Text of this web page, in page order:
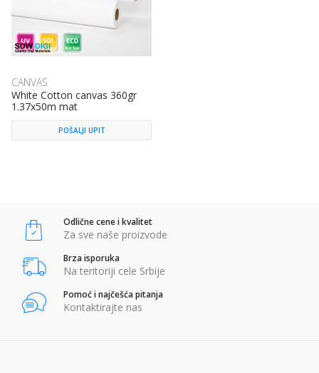
CANVAS
White Cotton canvas 360gr
1.37x50m mat
POŠALJI UPIT
Odlične cene i kvalitet
Za sve naše proizvode
Brza isporuka
Na teritoriji cele Srbije
Pomoć i najčešća pitanja
Kontaktirajte nas